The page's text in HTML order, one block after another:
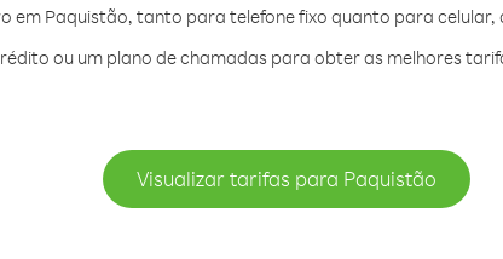
em Paquistão, tanto para telefone fixo quanto para
ou um plano de chamadas para obter as melhores
Visualizar tarifas para Paquistão